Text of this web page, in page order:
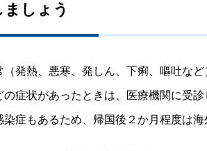
しょう
発熱、悪寒、発しん、下痢、嘔吐な
症状があったときは、医療機関に受
症もあるため、帰国後２か月程度は